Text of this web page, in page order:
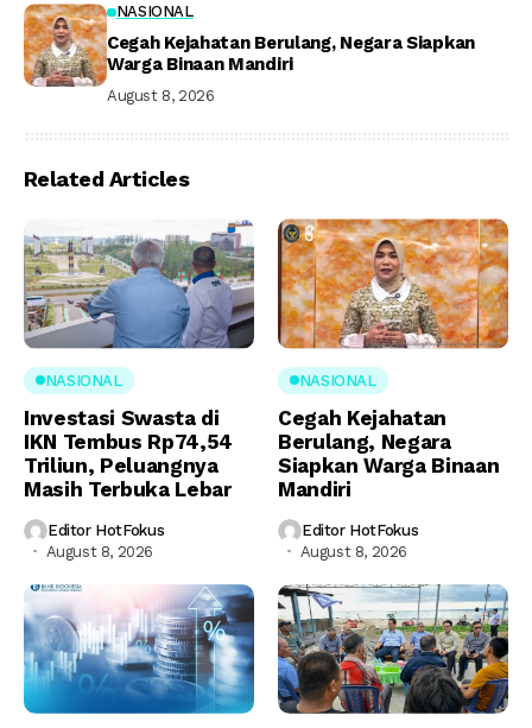
NASIONAL
Cegah Kejahatan Berulang, Negara Siapkan
Warga Binaan Mandiri
August 8, 2026
Related Articles
NASIONAL
Investasi Swasta di
IKN Tembus Rp74,54
Triliun, Peluangnya
Masih Terbuka Lebar
Editor HotFokus
August 8, 2026
NASIONAL
Cegah Kejahatan
Berulang, Negara
Siapkan Warga Binaan
Mandiri
Editor HotFokus
August 8, 2026